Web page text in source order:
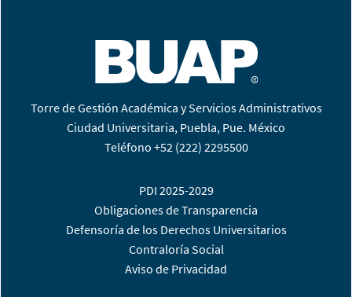
Torre de Gestión Académica y Servicios Administrativos
Ciudad Universitaria, Puebla, Pue. México
Teléfono +52 (222) 2295500
PDI 2025-2029
Obligaciones de Transparencia
Defensoría de los Derechos Universitarios
Contraloría Social
Aviso de Privacidad